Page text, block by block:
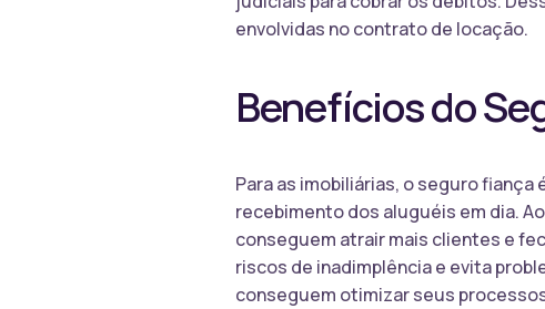
envolvidas no contrato de locação.
Benefícios do
Para as imobiliárias, o seguro
recebimento dos aluguéis em dia.
conseguem atrair mais clientes e
riscos de inadimplência e evita
conseguem otimizar seus